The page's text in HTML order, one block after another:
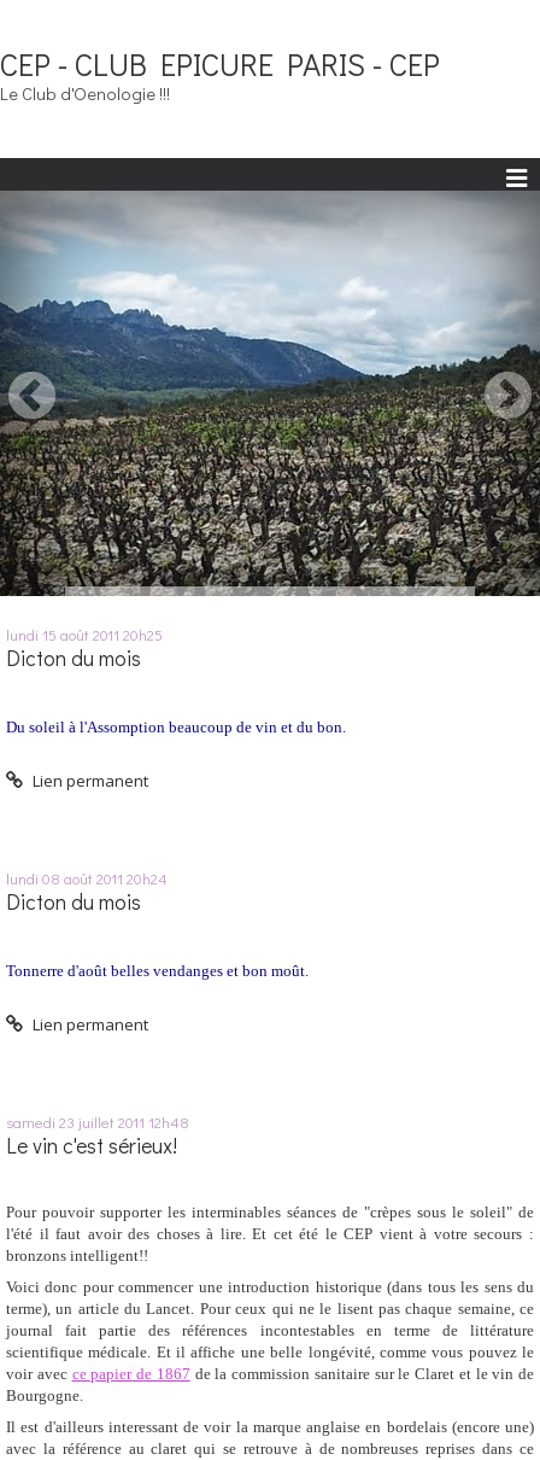
CEP - CLUB EPICURE PARIS - CEP
Le Club d'Oenologie !!!
lundi 15 août 2011 20h25
Dicton du mois
Du soleil à l'Assomption beaucoup de vin et du bon.
Lien permanent
lundi 08 août 2011 20h24
Dicton du mois
Tonnerre d'août belles vendanges et bon moût.
Lien permanent
samedi 23 juillet 2011 12h48
Le vin c'est sérieux!
Pour pouvoir supporter les interminables séances de "crèpes sous le soleil" de
l'été il faut avoir des choses à lire. Et cet été le CEP vient à votre secours :
bronzons intelligent!!
Voici donc pour commencer une introduction historique (dans tous les sens du
terme), un article du Lancet. Pour ceux qui ne le lisent pas chaque semaine, ce
journal fait partie des références incontestables en terme de littérature
scientifique médicale. Et il affiche une belle longévité, comme vous pouvez le
voir avec ce papier de 1867 de la commission sanitaire sur le Claret et le vin de
Bourgogne.
Il est d'ailleurs interessant de voir la marque anglaise en bordelais (encore une)
avec la référence au claret qui se retrouve à de nombreuses reprises dans ce